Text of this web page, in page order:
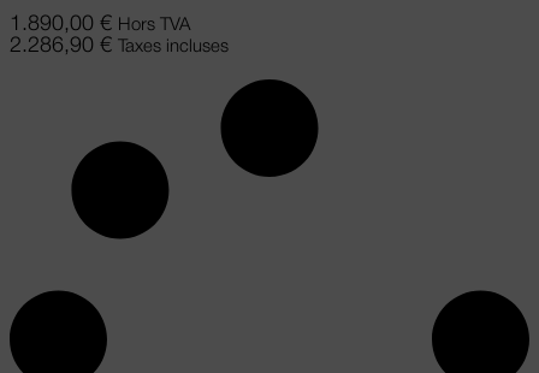
1.890,00 € Hors TVA
2.286,90 € Taxes incluses